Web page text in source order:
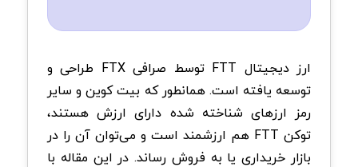
ارز دیجیتال FTT توسط صرافی FTX طراحی و
توسعه یافته است. همانطور که بیت کوین و سایر
رمز ارزهای شناخته ‌شده دارای ارزش هستند،
توکن FTT هم ارزشمند است و می‌توان آن را در
بازار خریداری یا به فروش رساند. در این مقاله با